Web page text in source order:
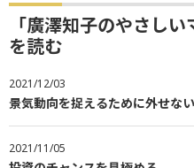
「廣澤知子のやさし
を読む
2021/12/03
景気動向を捉えるために外せな
2021/11/05